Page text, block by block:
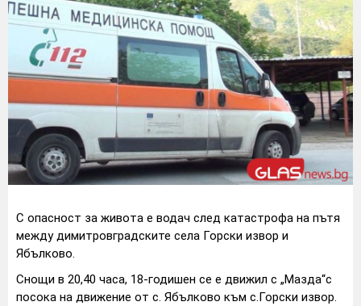
С опасност за живота е водач след катастрофа на пътя
между димитровградските села Горски извор и
Ябълково.
Снощи в 20,40 часа, 18-годишен се е движил с „Мазда“с
посока на движение от с. Ябълково към с.Горски извор.